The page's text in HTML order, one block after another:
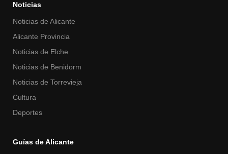
Noticias
Noticias de Alicante
Alicante Provincia
Noticias de Elche
Noticias de Benidorm
Noticias de Torrevieja
Cultura
Deportes
Guías de Alicante